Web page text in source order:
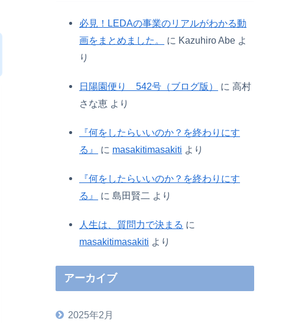
必見！LEDAの事業のリアルがわかる動
画をまとめました。
に Kazuhiro Abe よ
り
日陽園便り 542号（ブログ版） に 高村
さな恵 より
『何をしたらいいのか？を終わりにす
る』
に masakitimasakiti より
『何をしたらいいのか？を終わりにす
る』
に 島田賢二 より
人生は、質問力で決まる に
masakitimasakiti より
アーカイブ
2025年2月